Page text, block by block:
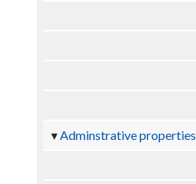
Adminstrative properties